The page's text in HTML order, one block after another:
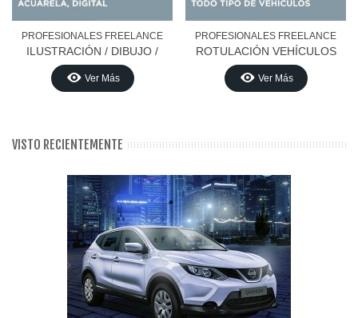
PROFESIONALES FREELANCE
ILUSTRACIÓN / DIBUJO /
GRÁFICOS
Ver Más
PROFESIONALES FREELANCE
ROTULACIÓN VEHÍCULOS
Ver Más
VISTO RECIENTEMENTE